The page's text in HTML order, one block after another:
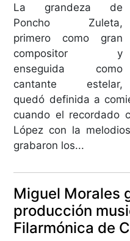
La grandeza de
Poncho Zuleta,
primero como gran
compositor y
enseguida como
cantante estelar,
quedó definida a
cuando el recordado
López con la
grabaron los...
Miguel Morales
producción
Filarmónica de